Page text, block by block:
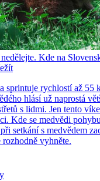
Kde na
sprintuje rychlostí až 55
hlásí už naprostá
s lidmi. Jen tento
Kde se medvědi
setkání s medvědem
vyhněte.